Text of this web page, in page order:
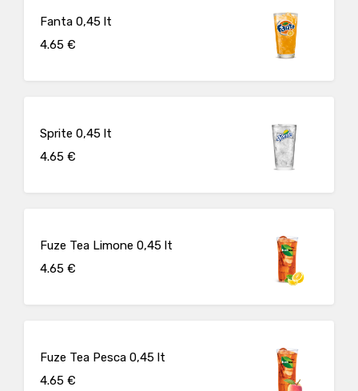
Fanta 0,45 lt
4.65 €
Sprite 0,45 lt
4.65 €
Fuze Tea Limone 0,45 lt
4.65 €
Fuze Tea Pesca 0,45 lt
4.65 €